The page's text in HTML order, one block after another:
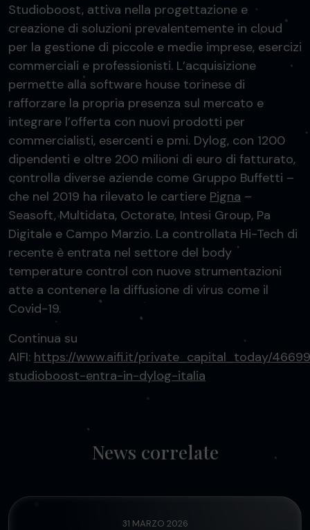
Studioboost, attiva nella progettazione e
creazione di soluzioni prevalentemente in cloud
per la gestione di piccole e medie imprese, esercizi
commerciali e professionisti. L’acquisizione
permette alla software house torinese di
rafforzare la propria presenza sul mercato e
integrare l’offerta con nuovi prodotti per
commercialisti, esercenti e pmi. Dylog, con 1200
dipendenti e oltre 200 milioni di euro di fatturato,
controlla diverse aziende come Gruppo Buffetti –
che nel 2019 ha rilevato le cartiere Pigna –
Seasoft, Multidata, Octorate, Intesi Group, Pa
Digitale e Campo Marzio. La controllata Hi-Tech di
recente è entrata nel settore del body
temperature control con nuove strumentazioni
atte a contenere la diffusione di virus come il
Covid-19.
Continua su
AIFI: https://www.aifi.it/private_capital_today/
studioboost-entra-in-dylog-italia
News correlate
31 MARZO 2026